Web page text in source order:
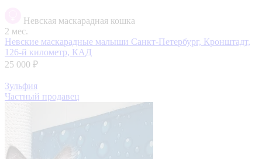
Невская маскарадная кошка
2 мес.
Невские маскарадные малыши Санкт-Петербург, Кронштадт,
126-й километр, КАД
25 000 ₽
Зульфия
Частный продавец